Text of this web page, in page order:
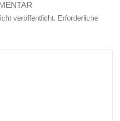
veröffentlicht. Erforderliche